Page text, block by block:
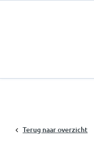
Terug naar overzicht